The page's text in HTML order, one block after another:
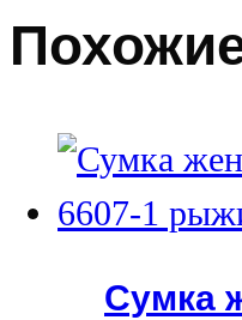
Сумка